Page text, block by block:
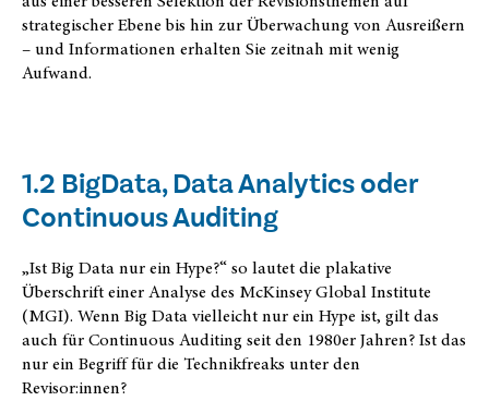
strategischer Ebene bis hin zur Überwachung von Ausreißern
– und Informationen erhalten Sie zeitnah mit wenig
Aufwand.
1.2 BigData, Data Analytics oder
Continuous Auditing
„Ist Big Data nur ein Hype?“ so lautet die plakative
Überschrift einer Analyse des McKinsey Global Institute
(MGI). Wenn Big Data vielleicht nur ein Hype ist, gilt das
auch für Continuous Auditing seit den 1980er Jahren? Ist das
nur ein Begriff für die Technikfreaks unter den
Revisor:innen?